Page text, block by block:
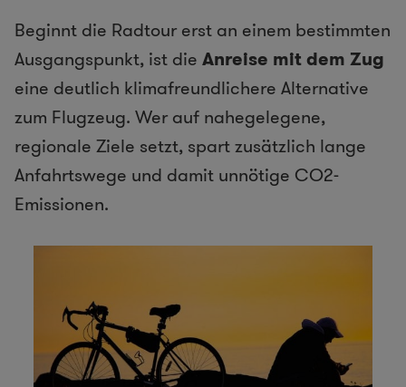
Beginnt die Radtour erst an einem bestimmten
Ausgangspunkt, ist die Anreise mit dem Zug
eine deutlich klimafreundlichere Alternative
zum Flugzeug. Wer auf nahegelegene,
regionale Ziele setzt, spart zusätzlich lange
Anfahrtswege und damit unnötige CO2-
Emissionen.